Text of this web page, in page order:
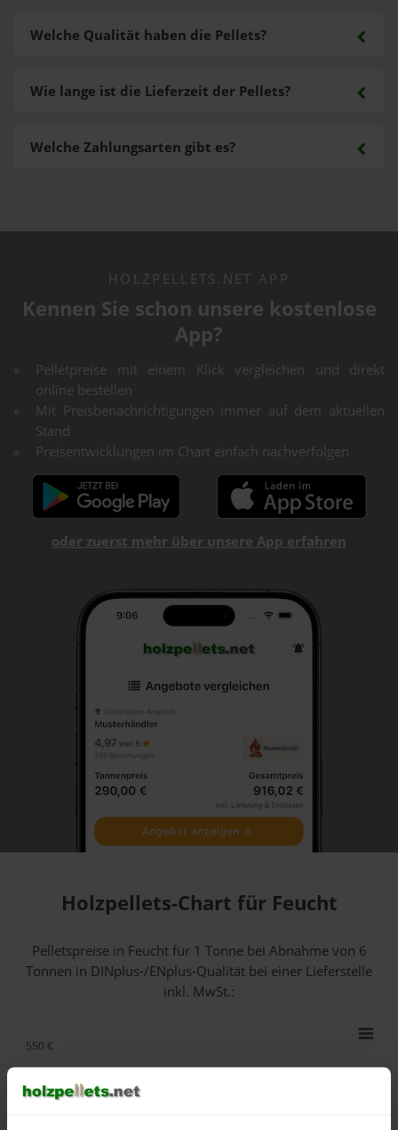
Welche Zahlungsarten gibt es?
Welche Qualität haben die Pellets?
Wie lange ist die Lieferzeit der Pellets?
HOLZPELLETS.NET APP
Kennen Sie schon unsere kostenlose
App?
Pelletpreise mit einem Klick vergleichen und direkt
online bestellen
Mit Preisbenachrichtigungen immer auf dem aktuellen
Stand
Preisentwicklungen im Chart einfach nachverfolgen
oder zuerst mehr über unsere App erfahren
Holzpellets-Chart für Feucht
Pelletspreise in Feucht für 1 Tonne bei Abnahmevon 6
Tonnen in DINplus-/ENplus-Qualität bei einer Lieferstelle
inkl. MwSt.:
500 €
550 €